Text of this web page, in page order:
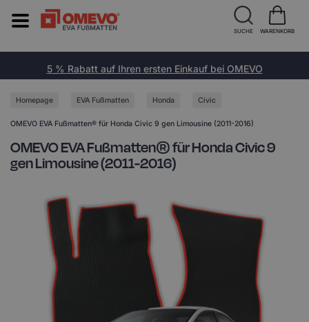
5 % Rabatt auf Ihren ersten Einkauf bei OMEVO
Homepage EVA Fußmatten Honda Civic
OMEVO EVA Fußmatten® für Honda Civic 9 gen Limousine (2011-2016)
OMEVO EVA Fußmatten® für Honda Civic 9
gen Limousine (2011-2016)
SUCHE WARENKORB